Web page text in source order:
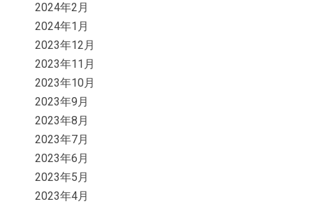
2024年2月
2024年1月
2023年12月
2023年11月
2023年10月
2023年9月
2023年8月
2023年7月
2023年6月
2023年5月
2023年4月